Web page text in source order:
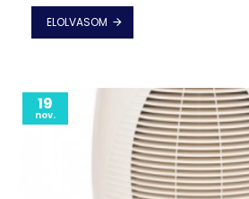
ELOLVASOM
19
nov.